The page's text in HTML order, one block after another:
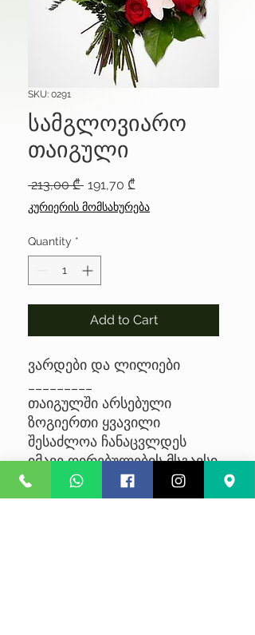
SKU: 0291
სამგლოვიარო
თაიგული
213,00 ₾ Regular
Price
191,70 ₾
Price
კურიერის მომსახურება
Quantity *
Add to Cart
ვარდები და ლილიები
თაიგულში არსებული
ზოგიერთი ყვავილი
შესაძლოა ჩანაცვლდეს
იმავე ღირებულების მსგავსი
ყვავილით, მარაგებიდან
გამომდინარე